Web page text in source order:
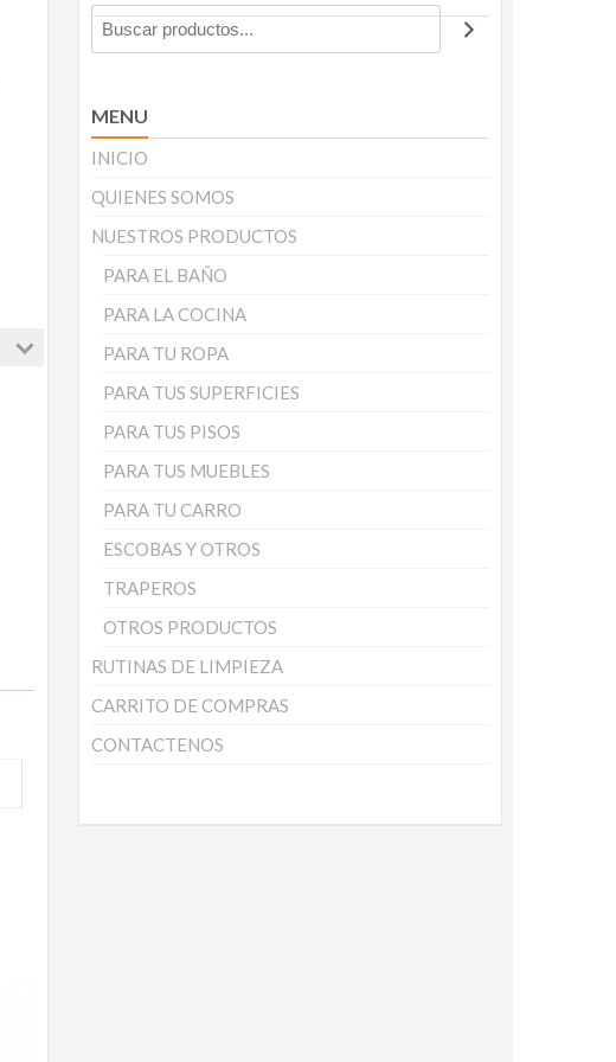
MENU
INICIO
QUIENES SOMOS
NUESTROS PRODUCTOS
PARA EL BAÑO
PARA LA COCINA
PARA TU ROPA
PARA TUS SUPERFICIES
PARA TUS PISOS
PARA TUS MUEBLES
PARA TU CARRO
ESCOBAS Y OTROS
TRAPEROS
OTROS PRODUCTOS
RUTINAS DE LIMPIEZA
CARRITO DE COMPRAS
CONTACTENOS